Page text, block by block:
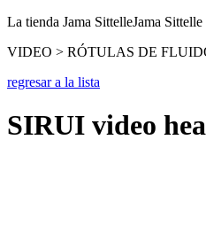
La tienda Jama SittelleJama Sittelle
VIDEO > RÓTULAS DE
regresar a la lista
SIRUI video